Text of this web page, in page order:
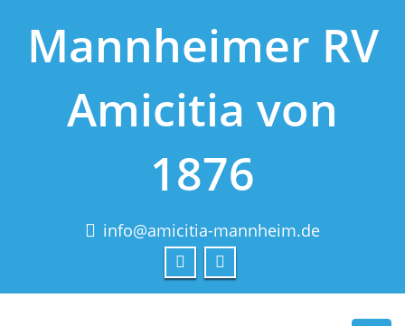
Mannheimer RV
Amicitia von
1876
info@amicitia-mannheim.de